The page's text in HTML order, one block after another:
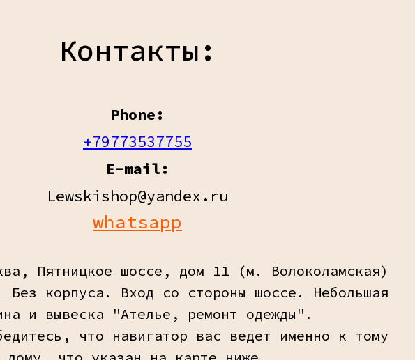
Контакты:
Phone:
+79773537755
E-mail:
Lewskishop@yandex.ru
whatsapp
Пятницкое шоссе, дом 11 (м. Волоколамская)
Без корпуса. Вход со стороны шоссе. Небольшая
и вывеска "Ателье, ремонт одежды".
что навигатор вас ведет именно к тому